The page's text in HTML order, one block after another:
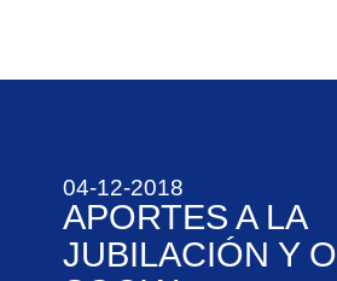
04-12-2018
APORTES A LA
JUBILACIÓN Y